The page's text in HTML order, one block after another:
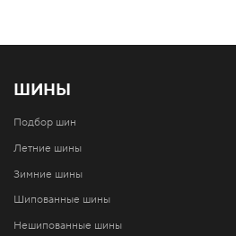
ШИНЫ
Подбор шин
Летние шины
Зимние шины
Шипованные шины
Нешипованные шины